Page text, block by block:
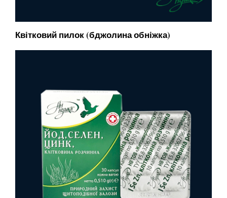
Квітковий пилок (бджолина обніжка)